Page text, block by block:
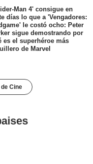
Man 4' consigue en
días lo que a 'Vengadores:
le costó ocho: Peter
sigue demostrando por
es el superhéroe más
de Marvel
Cine